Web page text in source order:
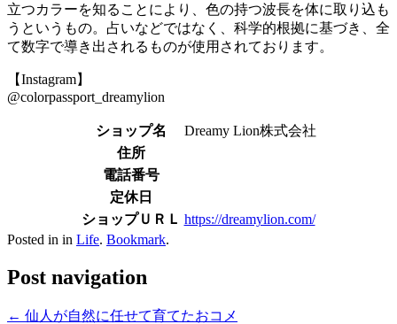
立つカラーを知ることにより、色の持つ波長を体に取り込も
うというもの。占いなどではなく、科学的根拠に基づき、全
て数字で導き出されるものが使用されております。
【Instagram】
@colorpassport_dreamylion
ショップ名
Dreamy Lion株式会社
住所
電話番号
定休日
ショップＵＲＬ https://dreamylion.com/
Posted in in Life. Bookmark.
Post navigation
← 仙人が自然に任せて育てたおコメ